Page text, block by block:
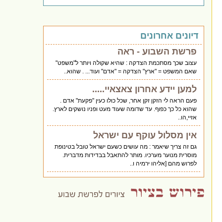
דיונים אחרונים
פרשת השבוע - ראה
עצוב שכך מסתכמת הצדקה : שהיא שקולה ויותר ל"משפט"
שאם המשפט = "ארץ" הצדקה = "אדם" ועוד... . שהוא..
למען יידע אחרון צאצאיי.....
פעם הראה לי הזקן זקן אחר, שכל כולו כעין "פקעת" אדם .
שהוא כל כך כפוף. עד שדומה שעוד מעט ופניו נושקים לארץ.
אזיי,הו..
אין מסלול עוקף עם ישראל
גם זה צריך שיאמר : מה עושים כשעם ישראל טובל בטינופת
מוסרית מנוער מערכיו. מותר להתאבל בבדידות מדברית.
לפרוש מהם [אליהו ירמיה ו..